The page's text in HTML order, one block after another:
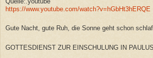
https://www.youtube.com/watch?v=hGbHt3hERQE
Gute Nacht, gute Ruh, die Sonne geht schon
GOTTESDIENST ZUR EINSCHULUNG IN